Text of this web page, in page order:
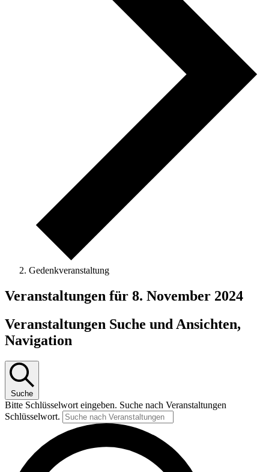
Gedenkveranstaltung
Veranstaltungen für 8. November 2024
Veranstaltungen Suche und Ansichten,
Navigation
Suche
Bitte Schlüsselwort eingeben. Suche nach Veranstaltungen
Schlüsselwort.